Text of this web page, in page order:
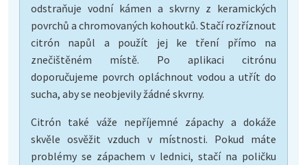
odstraňuje vodní kámen a skvrny z keramických
povrchů a chromovaných kohoutků. Stačí rozříznout
citrón napůl a použít jej ke tření přímo na
znečištěném místě. Po aplikaci citrónu
doporučujeme povrch opláchnout vodou a utřít do
sucha, aby se neobjevily žádné skvrny.
Citrón také váže nepříjemné zápachy a dokáže
skvěle osvěžit vzduch v místnosti. Pokud máte
problémy se zápachem v lednici, stačí na poličku